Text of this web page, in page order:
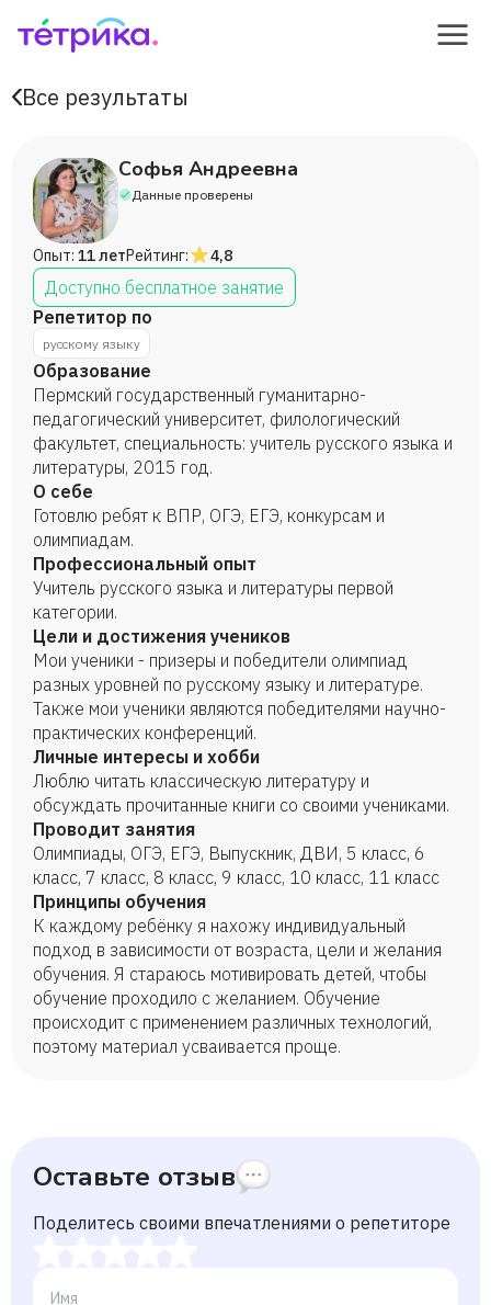
Все результаты
Софья Андреевна
Данные проверены
Опыт: 11 летРейтинг: 4,8
Доступно бесплатное занятие
Репетитор по
русскому языку
Образование
Пермский государственный гуманитарно-
педагогический университет, филологический
факультет, специальность: учитель русского языка и
литературы, 2015 год.
О себе
Готовлю ребят к ВПР, ОГЭ, ЕГЭ, конкурсам и
олимпиадам.
Профессиональный опыт
Учитель русского языка и литературы первой
категории.
Цели и достижения учеников
Мои ученики - призеры и победители олимпиад
разных уровней по русскому языку и литературе.
Также мои ученики являются победителями научно-
практических конференций.
Личные интересы и хобби
Люблю читать классическую литературу и
обсуждать прочитанные книги со своими учениками.
Проводит занятия
Олимпиады, ОГЭ, ЕГЭ, Выпускник, ДВИ, 5 класс, 6
класс, 7 класс, 8 класс, 9 класс, 10 класс, 11 класс
Принципы обучения
К каждому ребёнку я нахожу индивидуальный
подход в зависимости от возраста, цели и желания
обучения. Я стараюсь мотивировать детей, чтобы
обучение проходило с желанием. Обучение
происходит с применением различных технологий,
поэтому материал усваивается проще.
Оставьте отзыв
Поделитесь своими впечатлениями о репетиторе